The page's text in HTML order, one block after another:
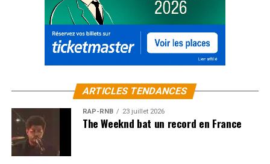
ARTICLES TENDANCES
RAP-RNB 23 juillet 2026
The Weeknd bat un record en France